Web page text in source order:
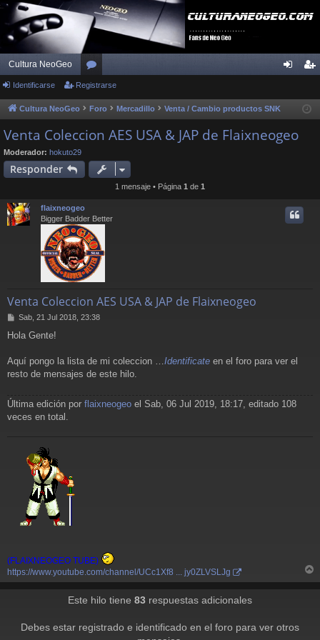
Cultura NeoGeo
or
os ist
Identificarse Registrarse
Cultura NeoGeo Foro Mercadillo Venta / Cambio productos SNK
Venta Coleccion AES USA & JAP de Flaixneogeo
Moderador: hokuto29
Responder
1 mensaje • Página 1 de 1
flaixneogeo
Bigger Badder Better
Venta Coleccion AES USA & JAP de Flaixneogeo
M
n
a
Sab, 21 Jul 2018, 23:38
Hola Gente!
Aquí pongo la lista de mi coleccion … Identificate en el foro para ver el
resto de mensajes de este hilo.
Última edición por flaixneogeo el Sab, 06 Jul 2019, 18:17, editado 108
veces en total.
(FLAIXNEOGEO TUBE)
https://www.youtube.com/channel/UCc1Xf8 ... jy0ZLVSLJg
r
Este hilo tiene 83 respuestas adicionales
Debes estar registrado e identificado en el foro para ver otros